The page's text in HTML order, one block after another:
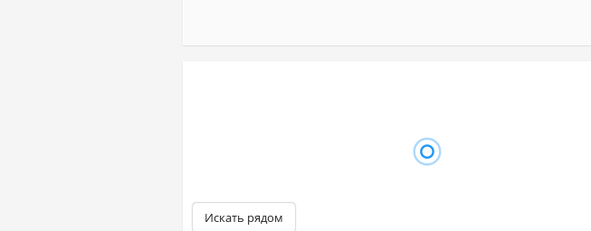
Искать рядом